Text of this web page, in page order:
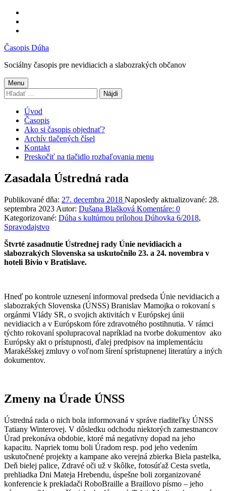
obsah
pätičku
Časopis Dúha
Sociálny časopis pre nevidiacich a slabozrakých občanov
Menu
Hľadať:
Úvod
Časopis
Ako si časopis objednať?
Archív tlačených čísel
Kontakt
Preskočiť na tlačidlo rozbaľovania menu
Zasadala Ústredná rada
Publikované dňa: 27. decembra 2018 Naposledy aktualizované: 28.
septembra 2023 Autor: Dušana Blašková Komentáre: 0
Kategorizované: Dúha s kultúrnou prílohou Dúhovka 6/2018,
Spravodajstvo
Štvrté zasadnutie Ústrednej rady Únie nevidiacich a
slabozrakých Slovenska sa uskutočnilo 23. a 24. novembra v
hoteli Bivio v Bratislave.
Hneď po kontrole uznesení informoval predseda Únie nevidiacich a
slabozrakých Slovenska (ÚNSS) Branislav Mamojka o rokovaní s
orgánmi Vlády SR, o svojich aktivitách v Európskej únii
nevidiacich a v Európskom fóre zdravotného postihnutia. V rámci
týchto rokovaní spolupracoval napríklad na tvorbe dokumentov ako
Európsky akt o prístupnosti, ďalej predpisov na implementáciu
Marakéšskej zmluvy o voľnom šírení sprístupnenej literatúry a iných
dokumentov.
Zmeny na Úrade ÚNSS
Ústredná rada o nich bola informovaná v správe riaditeľky ÚNSS
Tatiany Winterovej. V dôsledku odchodu niektorých zamestnancov
Úrad prekonáva obdobie, ktoré má negatívny dopad na jeho
kapacitu. Napriek tomu boli Úradom resp. pod jeho vedením
uskutočnené projekty a kampane ako verejná zbierka Biela pastelka,
Deň bielej palice, Zdravé oči už v škôlke, fotosúťaž Cesta svetla,
prehliadka Dni Mateja Hrebendu, úspešne boli zorganizované
konferencie k prekladači RoboBraille a Braillovo písmo – jeho